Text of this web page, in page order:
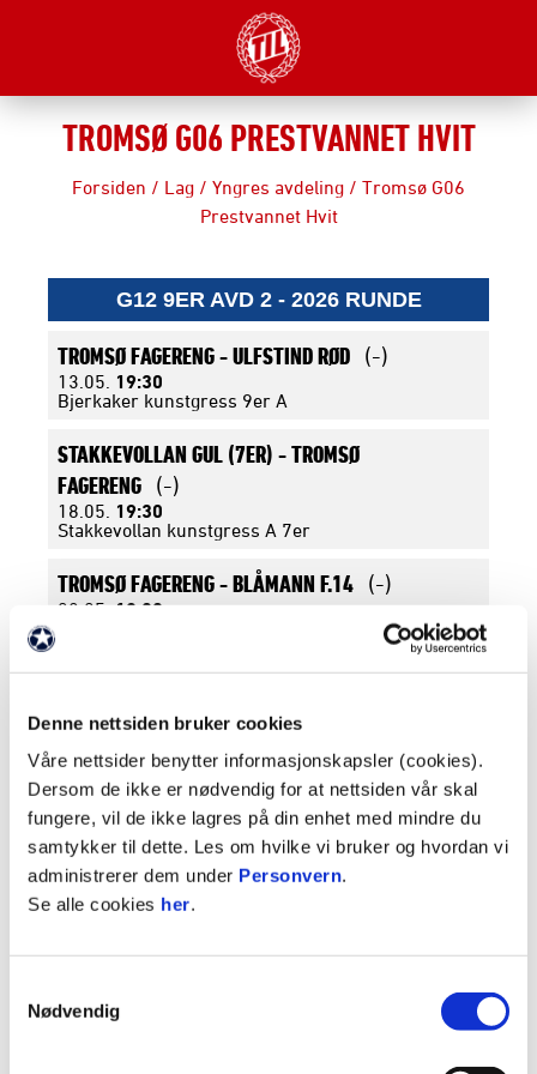
Denne nettsiden bruker cookies
Våre nettsider benytter informasjonskapsler (cookies).
Dersom de ikke er nødvendig for at nettsiden vår skal
fungere, vil de ikke lagres på din enhet med mindre du
samtykker til dette. Les om hvilke vi bruker og hvordan vi
administrerer dem under Personvern.
Se alle cookies her.
Nødvendig
TROMSØ G06 PRESTVANNET HVIT
Forsiden / Lag / Yngres avdeling / Tromsø G06
Prestvannet Hvit
G12 9ER AVD 2 - 2026 RUNDE
TROMSØ FAGERENG -ULFSTIND RØD (-)
13.05.
19:30
Bjerkaker kunstgress 9er A
STAKKEVOLLAN GUL (7ER) -TROMSØ
FAGERENG (-)
18.05.
19:30
Stakkevollan kunstgress A 7er
TROMSØ FAGERENG -BLÅMANN F.14 (-)
28.05.18:00
HAMNA HVIT -TROMSØ FAGERENG (-)
Hamna kunstgress 9er
ULFSTIND RØD -TROMSØ FAGERENG
17.08.19:30
Tønsnes Kunstgress B 9er
TROMSØ FAGERENG - STAKKEVOLLAN GUL (7ER)
24.08.19:30
01.09.19:30